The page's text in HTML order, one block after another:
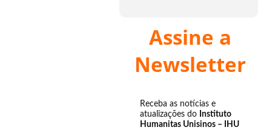
Assine a
Newsletter
Receba as notícias e
atualizações do Instituto
Humanitas Unisinos – IHU